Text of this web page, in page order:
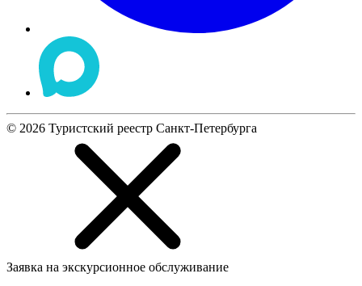
© 2026 Туристский реестр Санкт-Петербурга
Заявка на экскурсионное обслуживание